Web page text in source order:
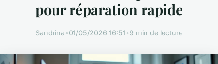
pour réparation rapide
Sandrina•01/05/2026 16:51•9 min de lecture